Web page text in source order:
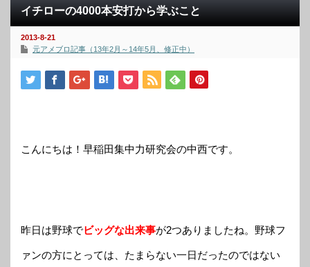
イチローの4000本安打から学ぶこと
2013-8-21
元アメブロ記事（13年2月～14年5月、修正中）
こんにちは！早稲田集中力研究会の中西です。
昨日は野球でビッグな出来事が2つありましたね。野球フ
ァンの方にとっては、たまらない一日だったのではない